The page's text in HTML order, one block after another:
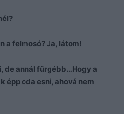
a felmosó? Ja, látom!
de annál fürgébb…Hogy a
épp oda esni, ahová nem